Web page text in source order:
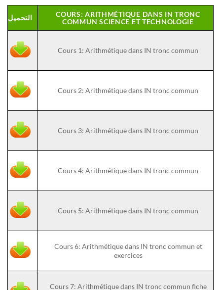
COURS: ARITHMÉTIQUE DANS IN TRONC
COMMUN SCIENCE ET TECHNOLOGIE
التحميل
Cours 1: Arithmétique dans IN tronc commun
Cours 2: Arithmétique dans IN tronc commun
Cours 3: Arithmétique dans IN tronc commun
Cours 4: Arithmétique dans IN tronc commun
Cours 5: Arithmétique dans IN tronc commun
Cours 6: Arithmétique dans IN tronc commun et
exercices
Cours 7: Arithmétique dans IN tronc commun fiche